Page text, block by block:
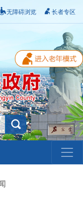
无障碍浏览 长者专区